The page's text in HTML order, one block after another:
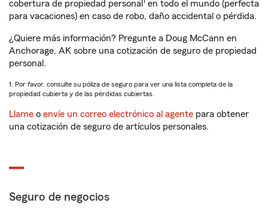
cobertura de propiedad personal
en todo el mundo (perfecta
para vacaciones) en caso de robo, daño accidental o pérdida.
¿Quiere más información? Pregunte a Doug McCann en
Anchorage, AK sobre una cotización de seguro de propiedad
personal.
1. Por favor, consulte su póliza de seguro para ver una lista completa de la
propiedad cubierta y de las pérdidas cubiertas.
Llame o envíe un correo electrónico al agente para obtener
una cotización de seguro de artículos personales.
Seguro de negocios